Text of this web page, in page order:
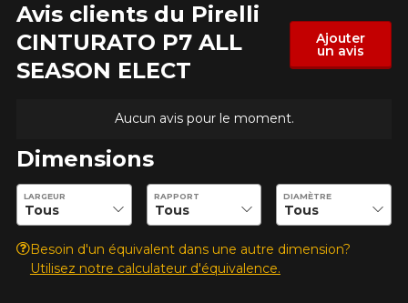
Avis clients du Pirelli
CINTURATO P7 ALL
SEASON ELECT
Ajouter
un avis
Aucun avis pour le moment.
Dimensions
Entrez les dimensions souhaitées pour vérifier la disponibilité
LARGEUR RAPPORT DIAMÈTRE
Besoin d'un équivalent dans une autre dimension?
Utilisez notre calculateur d'équivalence.